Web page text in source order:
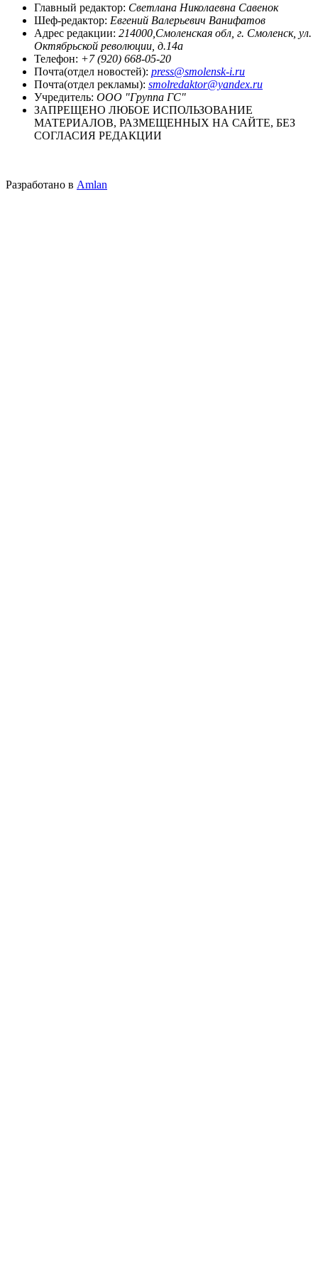
Главный редактор: Светлана Николаевна Савенок
Шеф-редактор: Евгений Валерьевич Ванифатов
Адрес редакции: 214000,Смоленская обл, г. Смоленск, ул.
Октябрьской революции, д.14а
Телефон: +7 (920) 668-05-20
Почта(отдел новостей): press@smolensk-i.ru
Почта(отдел рекламы): smolredaktor@yandex.ru
Учредитель: ООО "Группа ГС"
ЗАПРЕЩЕНО ЛЮБОЕ ИСПОЛЬЗОВАНИЕ
МАТЕРИАЛОВ, РАЗМЕЩЕННЫХ НА САЙТЕ, БЕЗ
СОГЛАСИЯ РЕДАКЦИИ
Разработано в Amlan